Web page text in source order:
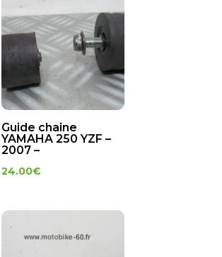
Guide chaine
YAMAHA 250 YZF –
2007 –
24.00€